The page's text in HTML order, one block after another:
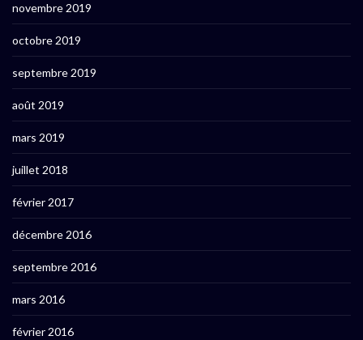
novembre 2019
octobre 2019
septembre 2019
août 2019
mars 2019
juillet 2018
février 2017
décembre 2016
septembre 2016
mars 2016
février 2016